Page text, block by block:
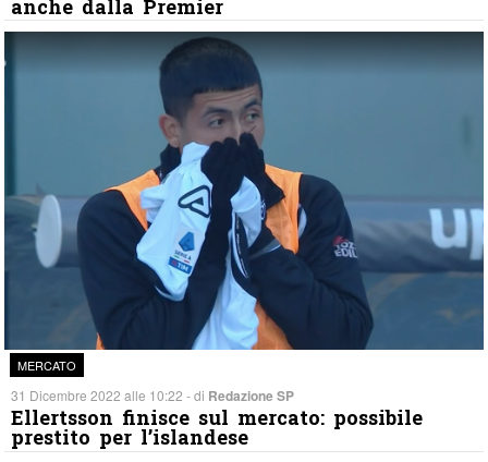
anche dalla Premier
MERCATO
31 Dicembre 2022 alle 10:22 - di Redazione SP
Ellertsson finisce sul mercato: possibile
prestito per l’islandese